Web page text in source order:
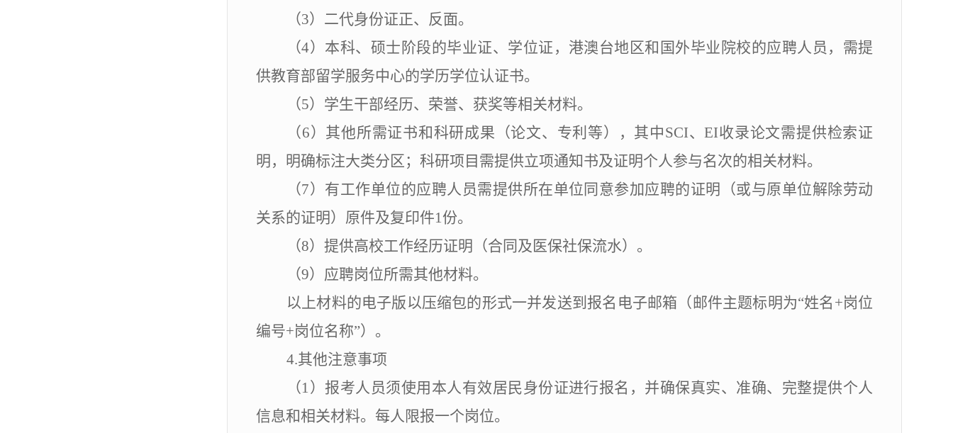
（3）二代身份证正、反面。
（4）本科、硕士阶段的毕业证、学位证，港澳台地区和国外毕业院校的应聘人员，需提
供教育部留学服务中心的学历学位认证书。
（5）学生干部经历、荣誉、获奖等相关材料。
（6）其他所需证书和科研成果（论文、专利等），其中SCI、EI收录论文需提供检索证
明，明确标注大类分区；科研项目需提供立项通知书及证明个人参与名次的相关材料。
（7）有工作单位的应聘人员需提供所在单位同意参加应聘的证明（或与原单位解除劳动
关系的证明）原件及复印件1份。
（8）提供高校工作经历证明（合同及医保社保流水）。
（9）应聘岗位所需其他材料。
以上材料的电子版以压缩包的形式一并发送到报名电子邮箱（邮件主题标明为“姓名 +岗位
编号+岗位名称”）。
4.其他注意事项
（1 ）报考人员须使用本人有效居民身份证进行报名，并确保真实、准确、完整提供个人
信息和相关材料。每人限报一个岗位。